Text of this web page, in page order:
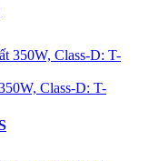
Class-D: T-